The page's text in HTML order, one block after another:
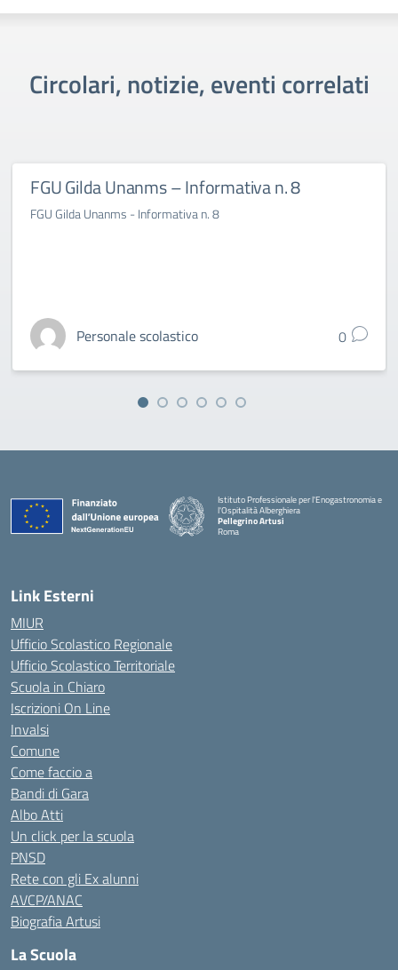
Circolari, notizie, eventi correlati
FGU Gilda Unanms – Informativa n. 8
FGU Gilda Unanms - Informativa n. 8
Personale scolastico 0
Istituto Professionale per l'Enogastronomia e
l'Ospitalità Alberghiera
Pellegrino Artusi
Roma
Link Esterni
MIUR
Ufficio Scolastico Regionale
Ufficio Scolastico Territoriale
Scuola in Chiaro
Iscrizioni On Line
Invalsi
Comune
Come faccio a
Bandi di Gara
Albo Atti
Un click per la scuola
PNSD
Rete con gli Ex alunni
AVCP/ANAC
Biografia Artusi
La Scuola